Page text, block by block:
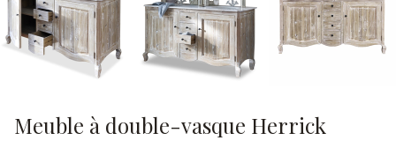
Meuble à double-vasque Herrick